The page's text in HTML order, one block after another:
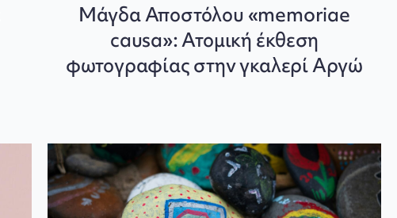
Μάγδα Αποστόλου «memoriae
causa»: Ατομική έκθεση
φωτογραφίας στην γκαλερί Αργώ